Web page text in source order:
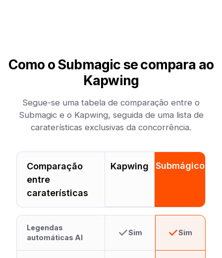
Como o Submagic se compara ao
Kapwing
Segue-se uma tabela de comparação entre o
Submagic e o Kapwing, seguida de uma lista de
caraterísticas exclusivas da concorrência.
Comparação
entre
caraterísticas
Kapwing Submágico
Legendas
automáticas AI
Sim Sim